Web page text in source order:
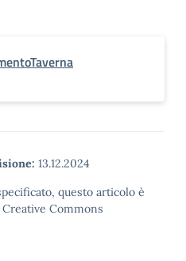
13.12.2024
questo articolo è
Commons